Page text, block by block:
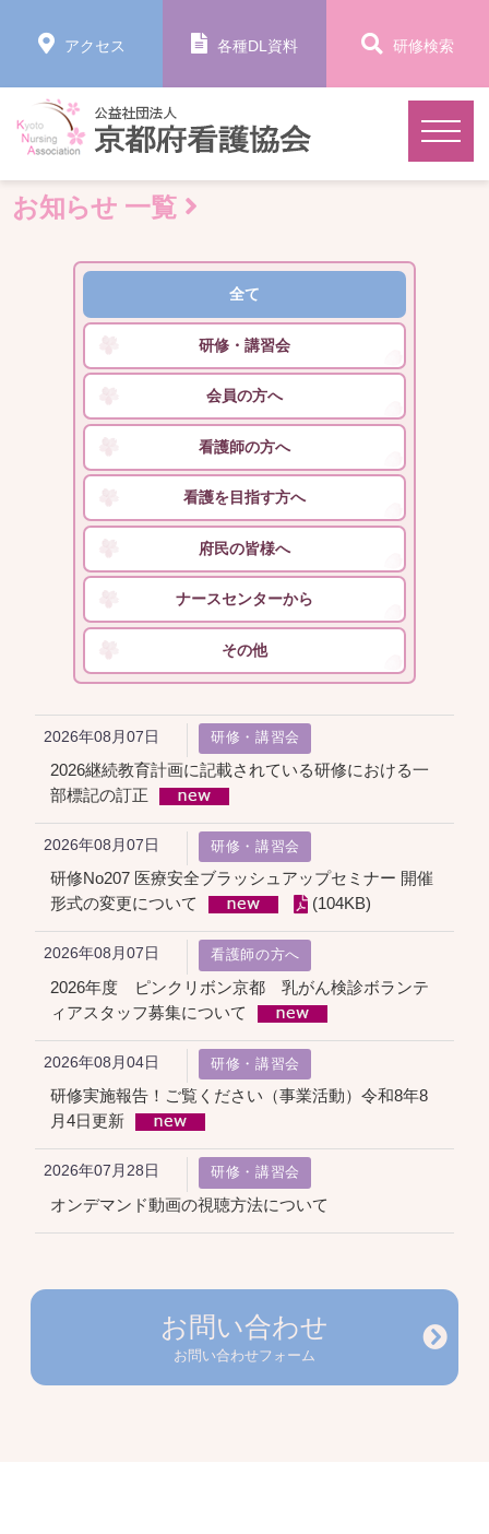
アクセス 各種DL資料 研修検索
お知らせ 一覧
全て
研修・講習会
会員の方へ
看護師の方へ
看護を目指す方へ
府民の皆様へ
ナースセンターから
その他
2026年08月07日 研修・講習会
2026継続教育計画に記載されている研修における一
部標記の訂正
2026年08月07日 研修・講習会
研修No207 医療安全ブラッシュアップセミナー 開催
形式の変更について
(104KB)
2026年08月07日 看護師の方へ
2026年度 ピンクリボン京都 乳がん検診ボランテ
ィアスタッフ募集について
2026年08月04日 研修・講習会
研修実施報告！ご覧ください（事業活動）令和8年8
月4日更新
2026年07月28日 研修・講習会
オンデマンド動画の視聴方法について
お問い合わせ
お問い合わせフォーム